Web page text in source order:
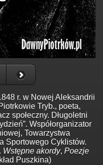
r. w Nowej Aleksandrii
Tryb., poeta,
społeczny. Długoletni
Współorganizator
Towarzystwa
Sportowego Cyklistów.
Wstępne akordy, Poezje
Puszkina)